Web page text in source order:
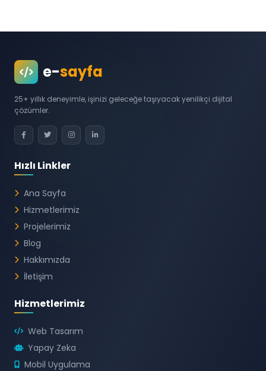
e-sayfa
25+ yıllık deneyimle, işinizi geleceğe taşıyacak yenilikçi dijital
çözümler.
Hızlı Linkler
Ana Sayfa
Hizmetlerimiz
Projelerimiz
Blog
Hakkımızda
İletişim
Hizmetlerimiz
Web Tasarım
Yapay Zeka
Mobil Uygulama